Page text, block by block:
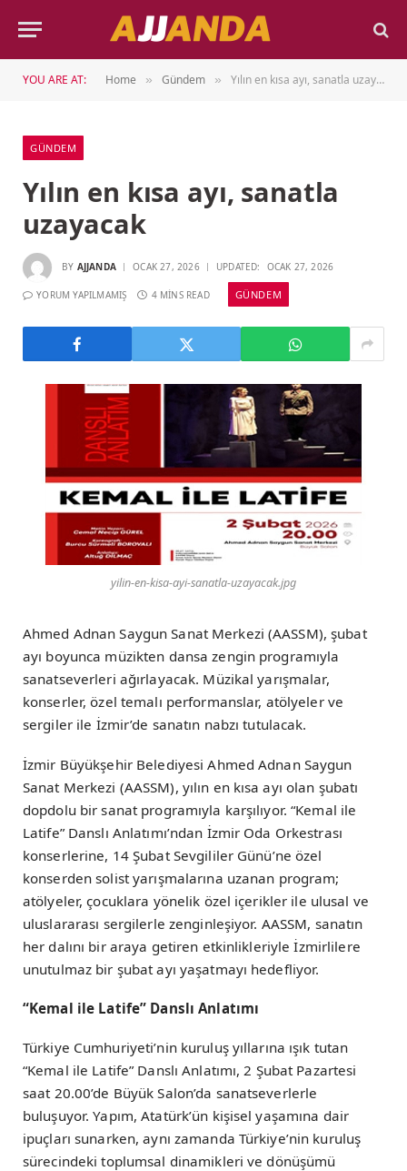
YOU ARE AT: Home » Gündem » Yılın en kısa ayı, sanatla uzayacak
GÜNDEM
Yılın en kısa ayı, sanatla
uzayacak
BY AJJANDA OCAK 27, 2026 UPDATED: OCAK 27, 2026
YORUM YAPILMAMIŞ 4 MINS READ GÜNDEM
yilin-en-kisa-ayi-sanatla-uzayacak.jpg
Ahmed Adnan Saygun Sanat Merkezi (AASSM), şubat
ayı boyunca müzikten dansa zengin programıyla
sanatseverleri ağırlayacak. Müzikal yarışmalar,
konserler, özel temalı performanslar, atölyeler ve
sergiler ile İzmir’de sanatın nabzı tutulacak.
İzmir Büyükşehir Belediyesi Ahmed Adnan Saygun
Sanat Merkezi (AASSM), yılın en kısa ayı olan şubatı
dopdolu bir sanat programıyla karşılıyor. “Kemal ile
Latife” Danslı Anlatımı’ndan İzmir Oda Orkestrası
konserlerine, 14 Şubat Sevgililer Günü’ne özel
konserden solist yarışmalarına uzanan program;
atölyeler, çocuklara yönelik özel içerikler ile ulusal ve
uluslararası sergilerle zenginleşiyor. AASSM, sanatın
her dalını bir araya getiren etkinlikleriyle İzmirlilere
unutulmaz bir şubat ayı yaşatmayı hedefliyor.
“Kemal ile Latife” Danslı Anlatımı
Türkiye Cumhuriyeti’nin kuruluş yıllarına ışık tutan
“Kemal ile Latife” Danslı Anlatımı, 2 Şubat Pazartesi
saat 20.00’de Büyük Salon’da sanatseverlerle
buluşuyor. Yapım, Atatürk’ün kişisel yaşamına dair
ipuçları sunarken, aynı zamanda Türkiye’nin kuruluş
sürecindeki toplumsal dinamikleri ve dönüşümü